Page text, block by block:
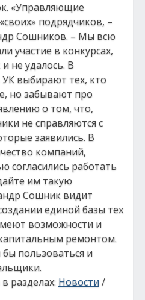
«Управляющие
подрядчиков, –
Сошников. – Мы всю
участие в конкурсах,
не удалось. В
выбирают тех, кто
но забывают про
о том, что,
не справляются с
заявились. В
компаний,
согласились работать
им такую
Сошник видит
единой базы тех
возможности и
ремонтом.
пользоваться и
разделах: Новости/